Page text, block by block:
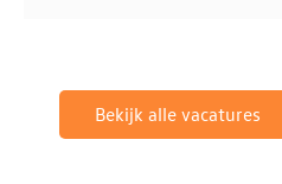
Bekijk alle vacatures